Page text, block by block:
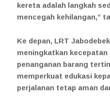
kereta adalah langkah
mencegah kehilangan,”
Ke depan, LRT
meningkatkan kecepatan
penanganan barang
memperkuat edukasi
perjalanan tetap aman